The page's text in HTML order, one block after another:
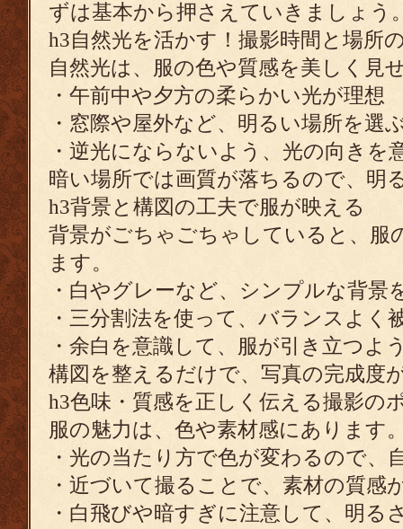
ずは基本から押さえていきましょう
h3自然光を活かす！撮影時間と場所
自然光は、服の色や質感を美しく見
・午前中や夕方の柔らかい光が理想
・窓際や屋外など、明るい場所を選
・逆光にならないよう、光の向きを
暗い場所では画質が落ちるので、明
h3背景と構図の工夫で服が映える
背景がごちゃごちゃしていると、服
ます。
・白やグレーなど、シンプルな背景
・三分割法を使って、バランスよく
・余白を意識して、服が引き立つよ
構図を整えるだけで、写真の完成度
h3色味・質感を正しく伝える撮影の
服の魅力は、色や素材感にあります
・光の当たり方で色が変わるので、
・近づいて撮ることで、素材の質感
・白飛びや暗すぎに注意して、明る